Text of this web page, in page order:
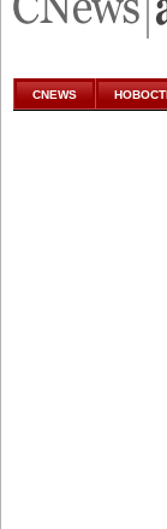
к аналитике
CNEWS